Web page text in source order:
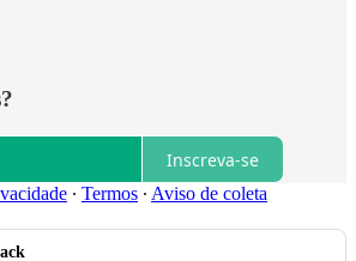
Inscreva-se
∙ Termos ∙ Aviso de coleta